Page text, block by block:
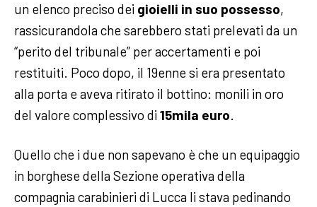
un elenco preciso dei gioielli in suo possesso,
rassicurandola che sarebbero stati prelevati da un
“perito del tribunale” per accertamenti e poi
restituiti. Poco dopo, il 19enne si era presentato
alla porta e aveva ritirato il bottino: monili in oro
del valore complessivo di 15mila euro.
Quello che i due non sapevano è che un equipaggio
in borghese della Sezione operativa della
compagnia carabinieri di Lucca li stava pedinando